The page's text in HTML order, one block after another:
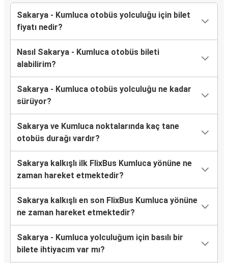
Sakarya - Kumluca otobüs yolculuğu için bilet
fiyatı nedir?
Nasıl Sakarya - Kumluca otobüs bileti
alabilirim?
Sakarya - Kumluca otobüs yolculuğu ne kadar
sürüyor?
Sakarya ve Kumluca noktalarında kaç tane
otobüs durağı vardır?
Sakarya kalkışlı ilk FlixBus Kumluca yönüne ne
zaman hareket etmektedir?
Sakarya kalkışlı en son FlixBus Kumluca yönüne
ne zaman hareket etmektedir?
Sakarya - Kumluca yolculuğum için basılı bir
bilete ihtiyacım var mı?